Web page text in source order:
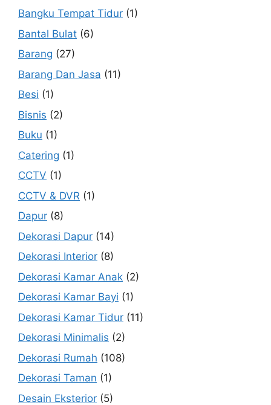
Bangku Tempat Tidur (1)
Bantal Bulat (6)
Barang (27)
Barang Dan Jasa (11)
Besi (1)
Bisnis (2)
Buku (1)
Catering (1)
CCTV (1)
CCTV & DVR (1)
Dapur (8)
Dekorasi Dapur (14)
Dekorasi Interior (8)
Dekorasi Kamar Anak (2)
Dekorasi Kamar Bayi (1)
Dekorasi Kamar Tidur (11)
Dekorasi Minimalis (2)
Dekorasi Rumah (108)
Dekorasi Taman (1)
Desain Eksterior (5)